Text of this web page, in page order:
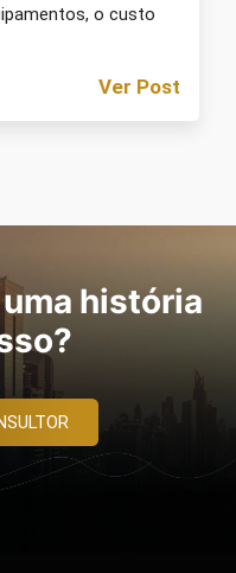
o custo
Ver Post
história